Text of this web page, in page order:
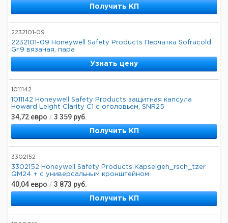
Получить КП
2232101-09
2232101-09 Honeywell Safety Products Перчатка Sofracold
Gr.9 вязаная, пара
Узнать цену
1011142
1011142 Honeywell Safety Products защитная капсула
Howard Leight Clarity C1 с оголовьем, SNR25
34,72 евро / 3 359 руб.
Получить КП
3302152
3302152 Honeywell Safety Products Kapselgeh_rsch_tzer
QM24 + с универсальным кронштейном
40,04 евро / 3 873 руб.
Получить КП